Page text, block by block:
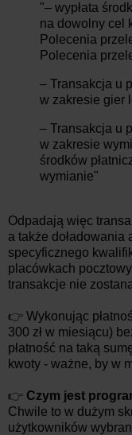
"– wypłata
na dowolny cel
Polecenia
Polecenia
– Transakcja u
w zakresie gier
– Transakcja u
w zakresie
środków
wymianie"
Odpadają więc
a także
specyficznego
placówkach
transakcje nie
👉 Wykonując
300 zł w miesiącu)
płatność na taką
kwoty - ważne, by w
👉 Czym jest
Chwile to w dużym
użytkowników